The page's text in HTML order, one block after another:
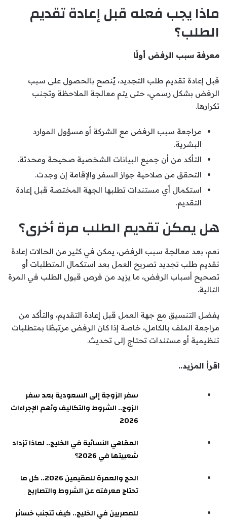
ماذا يجب فعله قبل إعادة تقديم
الطلب؟
معرفة سبب الرفض أولًا
قبل إعادة تقديم طلب التجديد، يُنصح بالحصول على سبب
الرفض بشكل رسمي، حتى يتم معالجة الملاحظة وتجنب
تكرارها.
مراجعة سبب الرفض مع الشركة أو مسؤول الموارد
البشرية.
التأكد من أن جميع البيانات الشخصية صحيحة ومحدثة.
التحقق من صلاحية جواز السفر والإقامة إن وجدت.
استكمال أي مستندات تطلبها الجهة المختصة قبل إعادة
التقديم.
هل يمكن تقديم الطلب مرة أخرى؟
نعم، بعد معالجة سبب الرفض، يمكن في كثير من الحالات إعادة
تقديم طلب تجديد تصريح العمل بعد استكمال المتطلبات أو
تصحيح أسباب الرفض، ما يزيد من فرص قبول الطلب في المرة
التالية.
يفضل التنسيق مع جهة العمل قبل إعادة التقديم، والتأكد من
مراجعة الملف بالكامل، خاصة إذا كان الرفض مرتبطًا بمتطلبات
تنظيمية أو مستندات تحتاج إلى تحديث.
اقرأ المزيد..
سفر الزوجة إلى السعودية بعد سفر
الزوج.. الشروط والتكاليف وأهم الإجراءات
2026
المقاهي النسائية في الخليج.. لماذا تزداد
شعبيتها في 2026؟
الحج والعمرة للمقيمين 2026.. كل ما
تحتاج معرفته عن الشروط والتصاريح
للمصريين في الخليج.. كيف تتجنب خسائر